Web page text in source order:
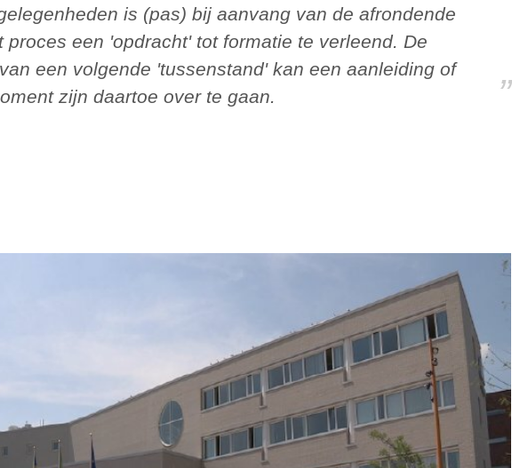
proces een 'opdracht' tot formatie te verleend. De
een volgende 'tussenstand' kan een aanleiding of
zijn daartoe over te gaan.